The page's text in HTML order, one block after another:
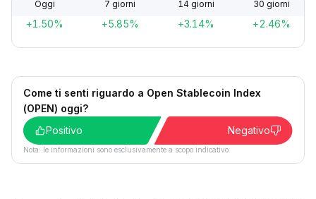
Oggi 7 giorni 14 giorni 30 giorni
+1.50% +5.85% +3.14% +2.46%
Come ti senti riguardo a Open Stablecoin Index
(OPEN) oggi?
Positivo
Negativo
Nota: le informazioni sono esclusivamente a scopo indicativo.